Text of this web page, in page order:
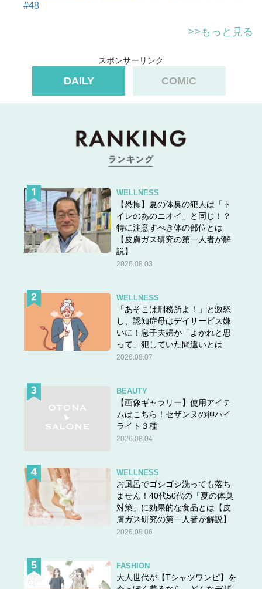
#48
>>もっと見る
スポンサーリンク
DAILY COMIC
WELLNESS
【恐怖】夏の体臭の犯人は「ト
イレのあのニオイ」と同じ！？
特に注意すべき体の部位とは
【皮膚ガス研究の第一人者が解
説】
2026.08.03
WELLNESS
「あそこは刑務所よ！」と激怒
し、認知症母はデイサービス嫌
いに！息子夫婦が「よかれと思
って」犯していた間違いとは
2026.08.07
BEAUTY
【画像ギャラリー】使用アイテ
ムはこちら！セザンヌの神ハイ
ライト３種
2026.08.04
WELLNESS
お風呂でゴシゴシ洗っても落ち
ません！40代50代の「夏の体臭
対策」に効果的な食品とは【皮
膚ガス研究の第一人者が解説】
2026.08.06
FASHION
大人世代が【Tシャツワンピ】を